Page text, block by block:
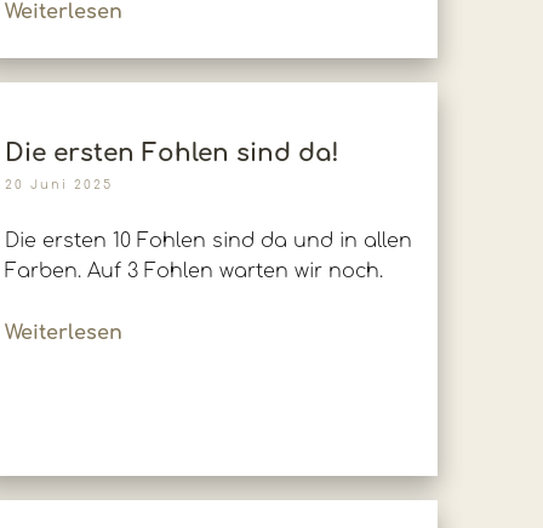
Weiterlesen
Die ersten Fohlen sind da!
20 Juni 2025
Die ersten 10 Fohlen sind da und in allen
Farben. Auf 3 Fohlen warten wir noch.
Weiterlesen